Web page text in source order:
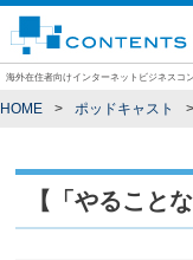
海外在住者向けインターネットビジネスコ
HOME ポッドキャスト
【「やること